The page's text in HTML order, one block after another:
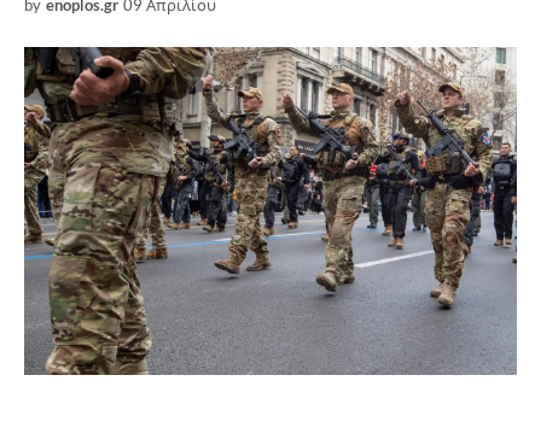
by enoplos.gr 09 Απριλίου